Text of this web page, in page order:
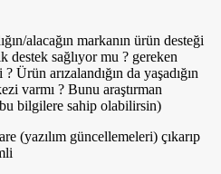
alacağın markanın ürün desteği
destek sağlıyor mu ? gereken
Ürün arızalandığın da yaşadığın
varmı ? Bunu araştırman
bilgilere sahip olabilirsin)
(yazılım güncellemeleri) çıkarıp